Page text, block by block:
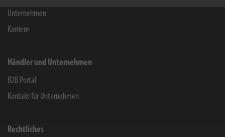
Unternehmen
Karriere
Händler und Unternehmen
B2B Portal
Kontakt für Unternehmen
Rechtliches